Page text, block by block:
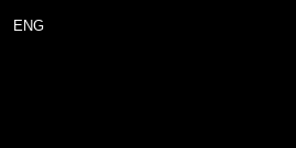
ENG